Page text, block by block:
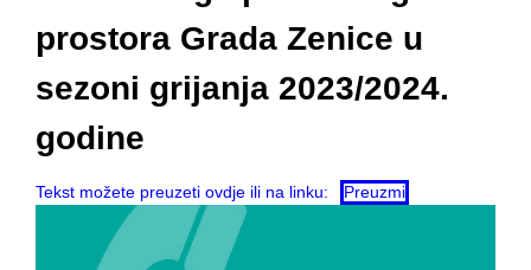
prostora Grada Zenice u
sezoni grijanja 2023/2024.
godine
Tekst možete preuzeti ovdje ili na linku: Preuzmi